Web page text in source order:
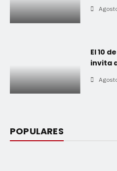
El 10
invita
POPULARES